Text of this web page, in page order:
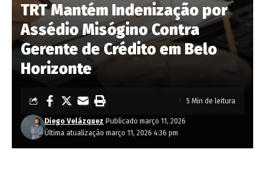
TRT Mantém Indenização por
Assédio Misógino Contra
Gerente de Crédito em Belo
Horizonte
Última atualização março 11, 2026 4:36 pm
Diego Velázquez Publicado março 11, 2026
5 Min de leitura